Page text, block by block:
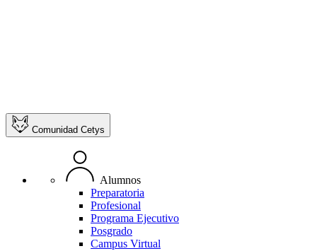
Comunidad Cetys
Alumnos
Preparatoria
Profesional
Programa Ejecutivo
Posgrado
Campus Virtual